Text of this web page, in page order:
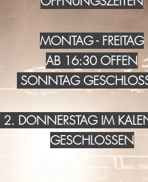
MONTAG - FREITAG
AB 16:30 OFFEN
SONNTAG
2. DONNERSTAG IM
GESCHLOSSEN